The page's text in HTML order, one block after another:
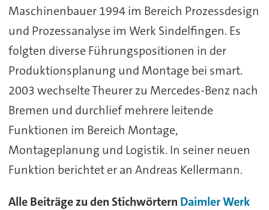
Maschinenbauer 1994 im Bereich Prozessdesign
und Prozessanalyse im Werk Sindelfingen. Es
folgten diverse Führungspositionen in der
Produktionsplanung und Montage bei smart.
2003 wechselte Theurer zu Mercedes-Benz nach
Bremen und durchlief mehrere leitende
Funktionen im Bereich Montage,
Montageplanung und Logistik. In seiner neuen
Funktion berichtet er an Andreas Kellermann.
Alle Beiträge zu den Stichwörtern DaimlerWerk